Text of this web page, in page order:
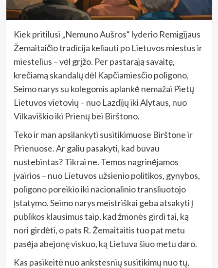
Kiek pritilusi „Nemuno Aušros“ lyderio Remigijaus
Žemaitaičio tradicija keliauti po Lietuvos miestus ir
miestelius – vėl grįžo. Per pastarąją savaitę,
krečiamą skandalų dėl Kapčiamiesčio poligono,
Seimo narys su kolegomis aplankė nemažai Pietų
Lietuvos vietovių – nuo Lazdijų iki Alytaus, nuo
Vilkaviškio iki Prienų bei Birštono.
Teko ir man apsilankyti susitikimuose Birštone ir
Prienuose. Ar galiu pasakyti, kad buvau
nustebintas? Tikrai ne. Temos nagrinėjamos
įvairios – nuo Lietuvos užsienio politikos, gynybos,
poligono poreikio iki nacionalinio transliuotojo
įstatymo. Seimo narys meistriškai geba atsakyti į
publikos klausimus taip, kad žmonės girdi tai, ką
nori girdėti, o pats R. Žemaitaitis tuo pat metu
pasėja abejonę viskuo, ką Lietuva šiuo metu daro.
Kas pasikeitė nuo ankstesnių susitikimų nuo tų,